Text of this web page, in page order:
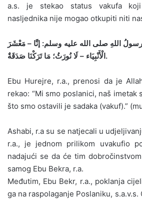
a.s. je stekao status vakufa
nasljednika nije mogao otkupiti niti
اللهِ صلى الله عليه وسلم: إنَّا – مَعْشَرَ
الْأَنْبِيَاء – لَا نُورَثُ؛ مَا تَرَكْنَا صَدَقَةٌ.
Ebu Hurejre, r.a., prenosi da je
rekao: “Mi smo poslanici, naš imetak
što smo ostavili je sadaka (vakuf).”
Ashabi, r.a su se natjecali u
r.a., je jednom prilikom uvakufio
nadajući se da će tim
samog Ebu Bekra, r.a.
Međutim, Ebu Bekr, r.a., poklanja
ga na raspolaganje Poslaniku, s.a.v.s.